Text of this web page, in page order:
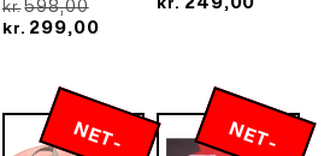
kr. 598,00Den
oprindelige
kr.598,00.
kr. 299,00Den
kr.299,00.
kr.
N
E
T
-
R N
E
T
-
R